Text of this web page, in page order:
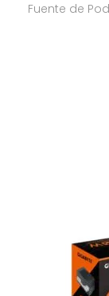
Fuente de